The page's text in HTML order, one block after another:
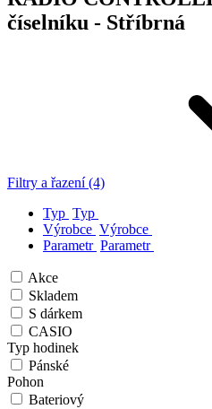
číselníku - Stříbrná
Filtry a řazení (4)
Typ Typ
Výrobce Výrobce
Parametr Parametr
Akce
Skladem
S dárkem
CASIO
Typ hodinek
Pánské
Pohon
Bateriový